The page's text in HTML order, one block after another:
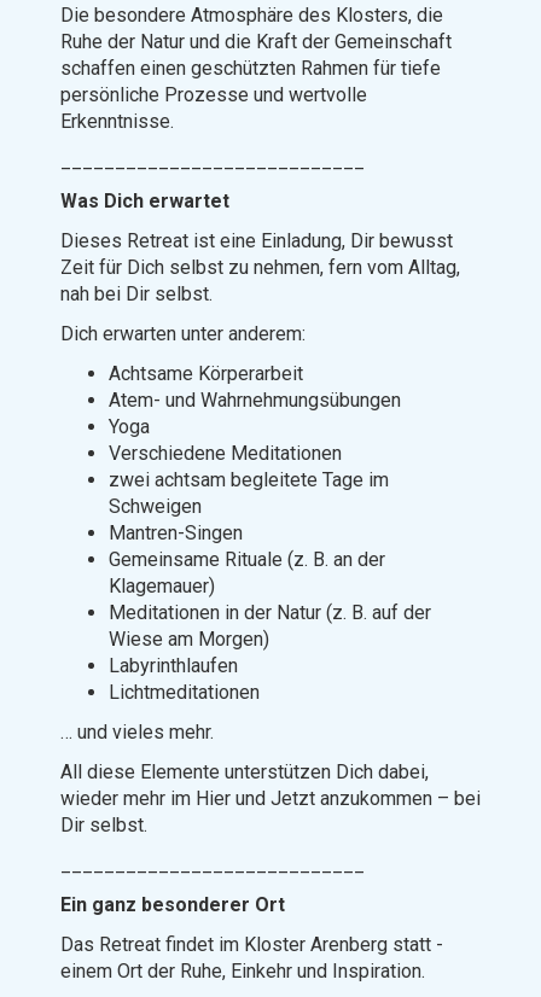
Die besondere Atmosphäre des Klosters, die
Ruhe der Natur und die Kraft der Gemeinschaft
schaffen einen geschützten Rahmen für tiefe
persönliche Prozesse und wertvolle
Erkenntnisse.
Was Dich erwartet
Dieses Retreat ist eine Einladung, Dir bewusst
Zeit für Dich selbst zu nehmen, fern vom Alltag,
nah bei Dir selbst.
Dich erwarten unter anderem:
Achtsame Körperarbeit
Atem- und Wahrnehmungsübungen
Yoga
Verschiedene Meditationen
zwei achtsam begleitete Tage im
Schweigen
Mantren-Singen
Gemeinsame Rituale (z. B. an der
Klagemauer)
Meditationen in der Natur (z. B. auf der
Wiese am Morgen)
Labyrinthlaufen
Lichtmeditationen
… und vieles mehr.
All diese Elemente unterstützen Dich dabei,
wieder mehr im Hier und Jetzt anzukommen – bei
Dir selbst.
Ein ganz besonderer Ort
Das Retreat findet im Kloster Arenberg statt -
einem Ort der Ruhe, Einkehr und Inspiration.